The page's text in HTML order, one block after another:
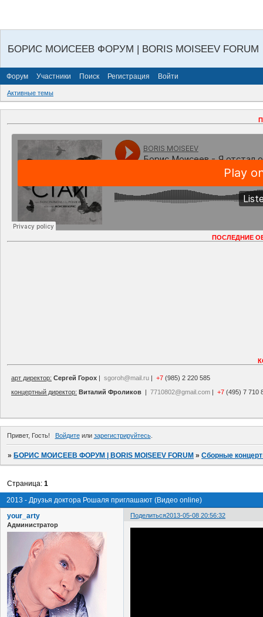
БОРИС МОИСЕЕВ ФОРУМ | BORIS MOISEEV FORUM
Форум Участники Поиск Регистрация Войти
Активные темы
ПОСЛЕДНИЕ
арт директор: Сергей Горох | sgoroh@mail.ru | +7 (985) 2 220 585
концертный директор: Виталий Фроликов | 7710802@gmail.com | +7 (495) 7 710
Привет, Гость! Войдитеили зарегистрируйтесь.
»БОРИС МОИСЕЕВ ФОРУМ | BORIS MOISEEV FORUM »Сборные
2013 - Друзья доктора Рошаля приглашают (Видео online)
Страница:1
Поделиться2013-05-08 20:56:32
your_arty
Администратор